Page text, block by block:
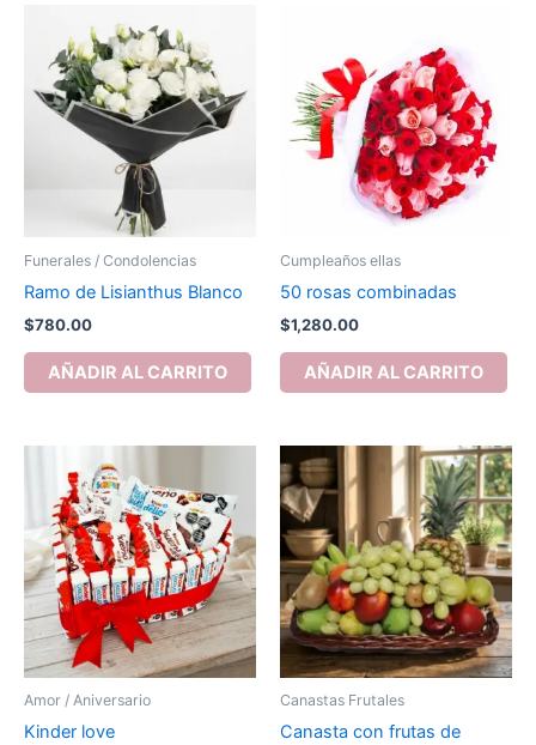
Funerales / Condolencias
Ramo de Lisianthus Blanco
$780.00
AÑADIR AL CARRITO
Cumpleaños ellas
50 rosas combinadas
$1,280.00
AÑADIR AL CARRITO
Amor / Aniversario
Kinder love
Canastas Frutales
Canasta con frutas de